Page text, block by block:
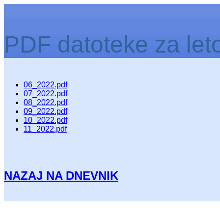
PDF datoteke za
06_2022.pdf
07_2022.pdf
08_2022.pdf
09_2022.pdf
10_2022.pdf
11_2022.pdf
NAZAJ NA DNEVNIK